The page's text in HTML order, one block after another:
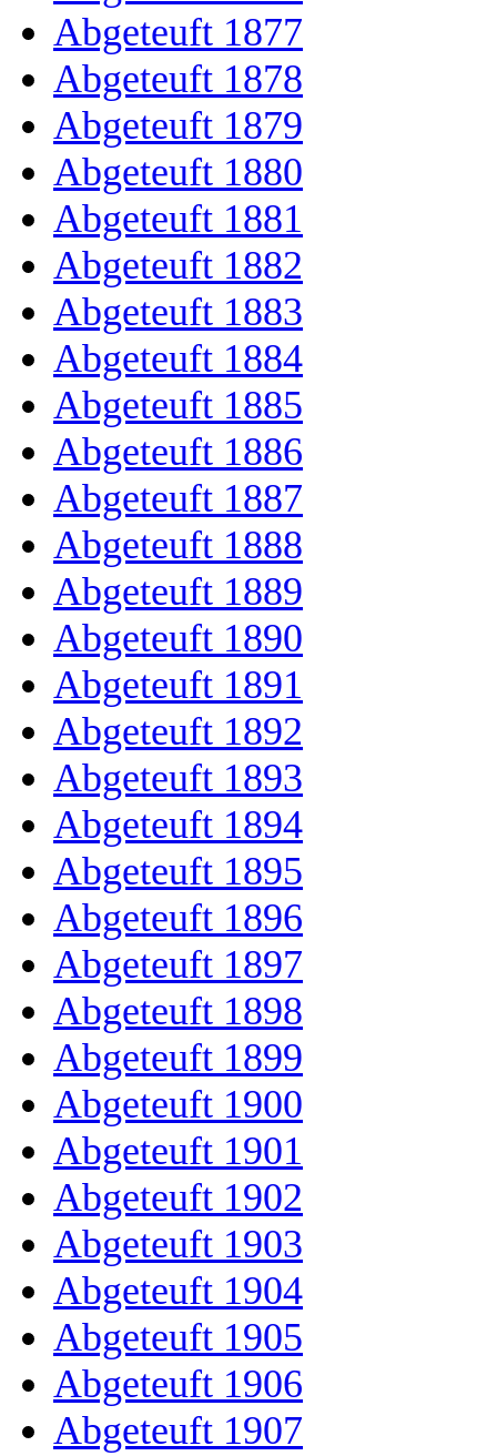
Abgeteuft 1877
Abgeteuft 1878
Abgeteuft 1879
Abgeteuft 1880
Abgeteuft 1881
Abgeteuft 1882
Abgeteuft 1883
Abgeteuft 1884
Abgeteuft 1885
Abgeteuft 1886
Abgeteuft 1887
Abgeteuft 1888
Abgeteuft 1889
Abgeteuft 1890
Abgeteuft 1891
Abgeteuft 1892
Abgeteuft 1893
Abgeteuft 1894
Abgeteuft 1895
Abgeteuft 1896
Abgeteuft 1897
Abgeteuft 1898
Abgeteuft 1899
Abgeteuft 1900
Abgeteuft 1901
Abgeteuft 1902
Abgeteuft 1903
Abgeteuft 1904
Abgeteuft 1905
Abgeteuft 1906
Abgeteuft 1907